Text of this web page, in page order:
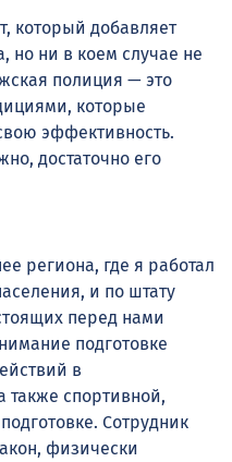
который добавляет
но ни в коем случае не
полиция — это
которые
эффективность.
достаточно его
региона, где я работал
и по штату
перед нами
подготовке
в
также спортивной,
Сотрудник
физически